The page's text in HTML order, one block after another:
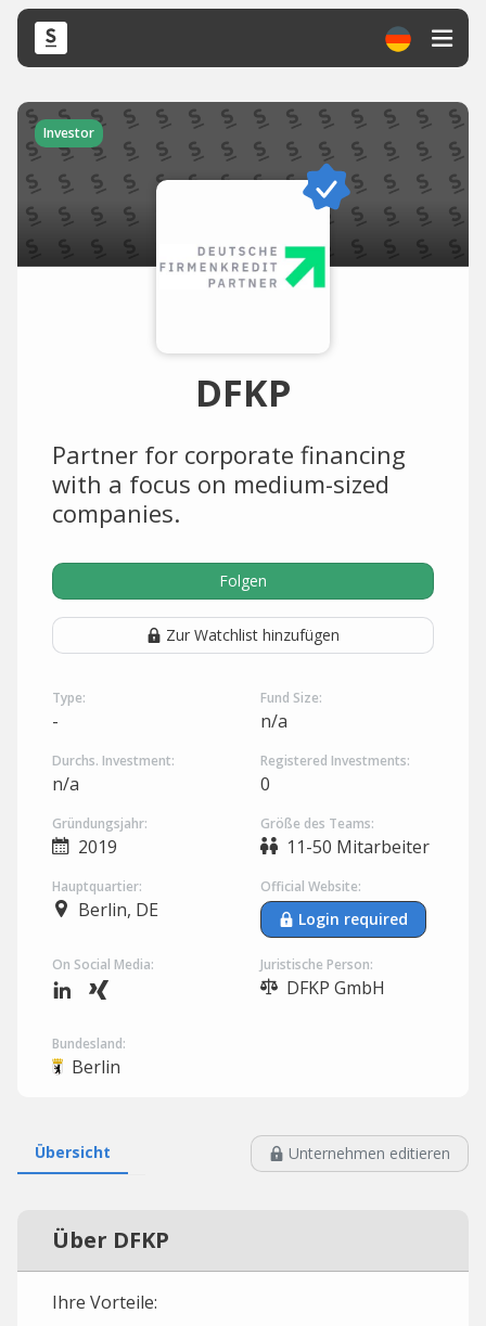
Investor
DFKP
Partner for corporate financing
with a focus on medium-sized
companies.
Folgen
Zur Watchlist hinzufügen
Type:
-
Fund Size:
n/a
Durchs. Investment:
n/a
Registered Investments:
0
Gründungsjahr:
2019
Größe des Teams:
11-50 Mitarbeiter
Hauptquartier:
Berlin, DE
Official Website:
Login required
On Social Media: Juristische Person:
DFKP GmbH
Bundesland:
Berlin
Übersicht Unternehmen editieren
Über DFKP
Ihre Vorteile: